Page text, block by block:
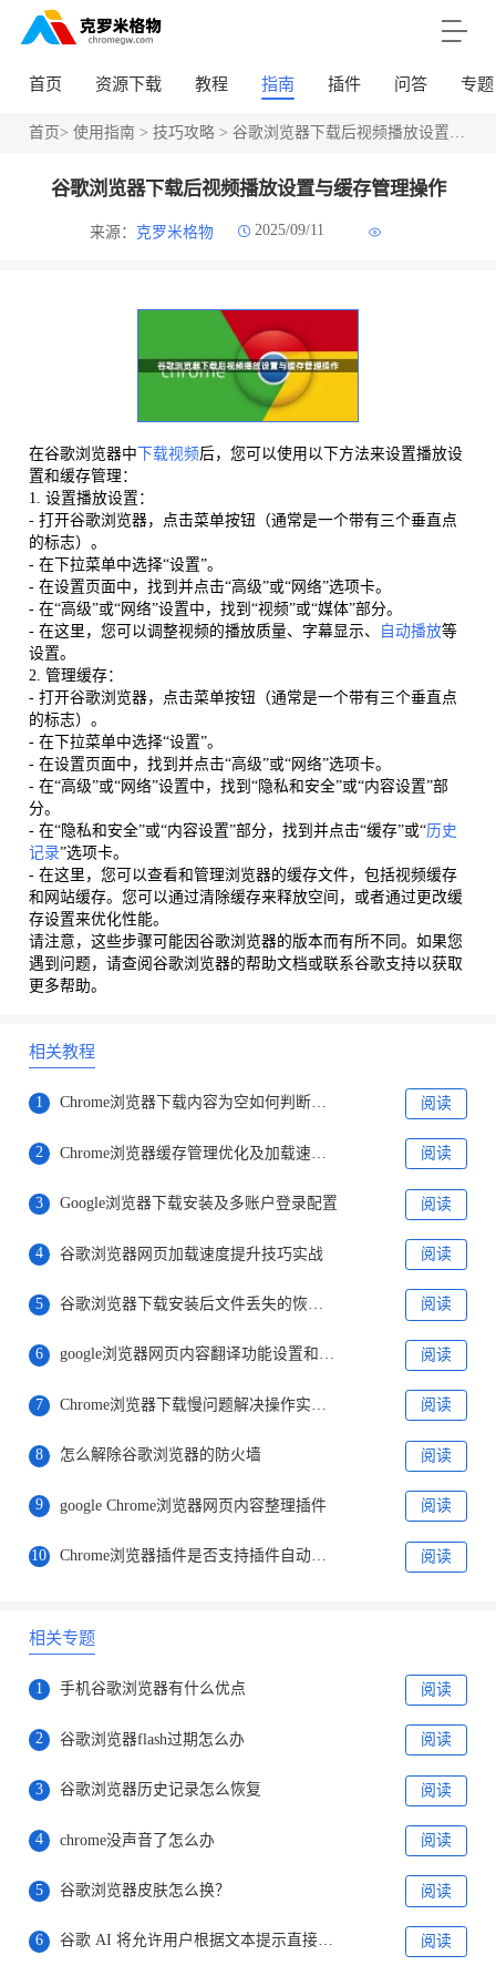
首页 资源下载 教程 指南 插件 问答 专题
首页> 使用指南 > 技巧攻略> 谷歌浏览器下载后视频播放设置与缓存管理操作
谷歌浏览器下载后视频播放设置与缓存管理操作
来源： 克罗米格物 2025/09/11
在谷歌浏览器中 下载视频后，您可以使用以下方法来设置播放设
置和缓存管理：
1. 设置播放设置：
- 打开谷歌浏览器，点击菜单按钮（通常是一个带有三个垂直点
的标志）。
- 在下拉菜单中选择“设置”。
- 在设置页面中，找到并点击“高级”或“网络”选项卡。
- 在“高级”或“网络”设置中，找到“视频”或“媒体”部分。
- 在这里，您可以调整视频的播放质量、字幕显示、
自动播放等
设置。
2. 管理缓存：
- 打开谷歌浏览器，点击菜单按钮（通常是一个带有三个垂直点
的标志）。
- 在下拉菜单中选择“设置”。
- 在设置页面中，找到并点击“高级”或“网络”选项卡。
- 在“高级”或“网络”设置中，找到“隐私和安全”或“内容设置”部
分。
- 在“隐私和安全”或“内容设置”部分，找到并点击“缓存”或“历史
记录”选项卡。
- 在这里，您可以查看和管理浏览器的缓存文件，包括视频缓存
和网站缓存。您可以通过清除缓存来释放空间，或者通过更改缓
存设置来优化性能。
请注意，这些步骤可能因谷歌浏览器的版本而有所不同。如果您
遇到问题，请查阅谷歌浏览器的帮助文档或联系谷歌支持以获取
更多帮助。
相关教程
1 Chrome浏览器下载内容为空如何判断资源是否正常 阅读
2 阅读
3 Google浏览器下载安装及多账户登录配置 阅读
4 谷歌浏览器网页加载速度提升技巧实战 阅读
5 阅读
6 google浏览器网页内容翻译功能设置和使用教程 阅读
7 阅读
8 怎么解除谷歌浏览器的防火墙 阅读
9 google Chrome浏览器网页内容整理插件 阅读
10 Chrome浏览器插件是否支持插件自动更新 阅读
相关专题
1 手机谷歌浏览器有什么优点 阅读
2 谷歌浏览器flash过期怎么办 阅读
3 谷歌浏览器历史记录怎么恢复 阅读
4 chrome没声音了怎么办 阅读
5 谷歌浏览器皮肤怎么换？ 阅读
6 谷歌 AI 将允许用户根据文本提示直接创建图片 阅读